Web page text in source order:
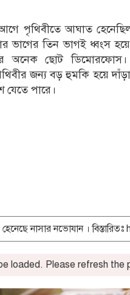
পৃথিবীতে আঘাত হেনেছিল
ভাগের তিন ভাগই ধ্বংস
অনেক ছোট
জন্য বড় হুমকি হয়ে
যেতে পারে।
loaded. Please refresh the